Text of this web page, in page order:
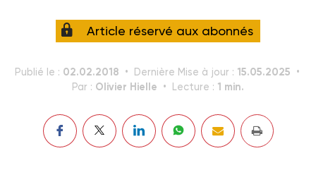
Article réservé aux abonnés
Publié le : 02.02.2018 Dernière Mise à jour : 15.05.2025
Par : Olivier Hielle Lecture : 1 min.